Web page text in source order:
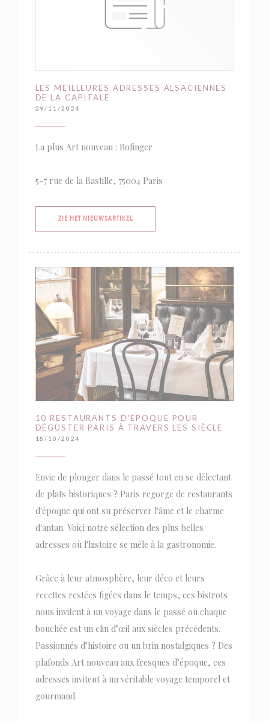
LES MEILLEURES ADRESSES ALSACIENNES
DE LA CAPITALE
29/11/2024
La plus Art nouveau : Bofinger
5-7 rue de la Bastille, 75004 Paris
ZIE HET NIEUWSARTIKEL((OPENT IN EEN NIEUW VENSTER))
10 RESTAURANTS D'ÉPOQUE POUR
DÉGUSTER PARIS À TRAVERS LES SIÈCLE
18/10/2024
Envie de plonger dans le passé tout en se délectant
de plats historiques ? Paris regorge de restaurants
d'époque qui ont su préserver l'âme et le charme
d'antan. Voici notre sélection des plus belles
adresses où l'histoire se mêle à la gastronomie.
Grâce à leur atmosphère, leur déco et leurs
recettes restées figées dans le temps, ces bistrots
nous invitent à un voyage dans le passé où chaque
bouchée est un clin d’œil aux siècles précédents.
Passionnés d’histoire ou un brin nostalgiques ? Des
plafonds Art nouveau aux fresques d’époque, ces
adresses invitent à un véritable voyage temporel et
gourmand.